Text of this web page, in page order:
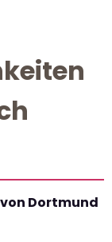
Dortmund